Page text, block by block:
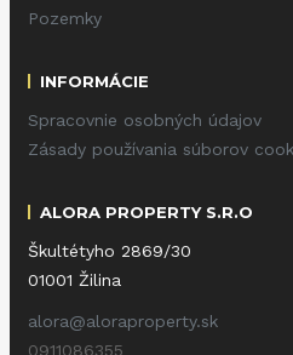
Pozemky
INFORMÁCIE
Spracovnie osobných údajov
Zásady používania súborov
ALORA PROPERTY S.R.O
Škultétyho 2869/30
01001 Žilina
alora@aloraproperty.sk
0911086355